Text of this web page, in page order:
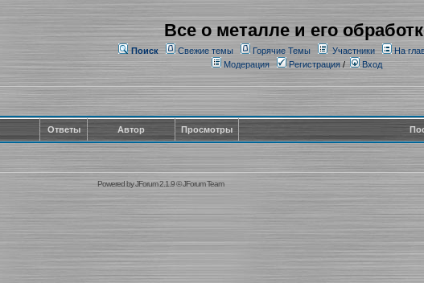
Все о металле и его
Поиск Свежие темы Горячие Темы Участники
На
Модерация
Регистрация/ Вход
Ответы Автор Просмотры
Powered byJForum 2.1.9©JForum Team